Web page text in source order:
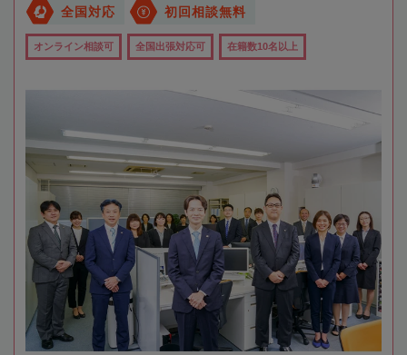
全国対応 初回相談無料
オンライン相談可 全国出張対応可 在籍数10名以上